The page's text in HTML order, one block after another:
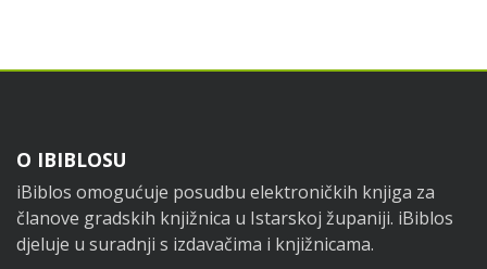
Footer
O IBIBLOSU
iBiblos omogućuje posudbu elektroničkih knjiga za
članove gradskih knjižnica u Istarskoj županiji. iBiblos
djeluje u suradnji s izdavačima i knjižnicama.